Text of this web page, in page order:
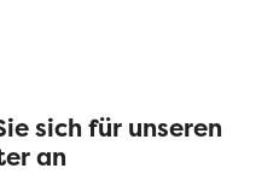
sich für unseren
an